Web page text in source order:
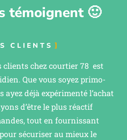
témoignent 🙂
CLIENTS
clients chez courtier 78 est
Que vous soyez primo-
ayez déjà expérimenté l’achat
d’être le plus réactif
tout en fournissant
sécuriser au mieux le